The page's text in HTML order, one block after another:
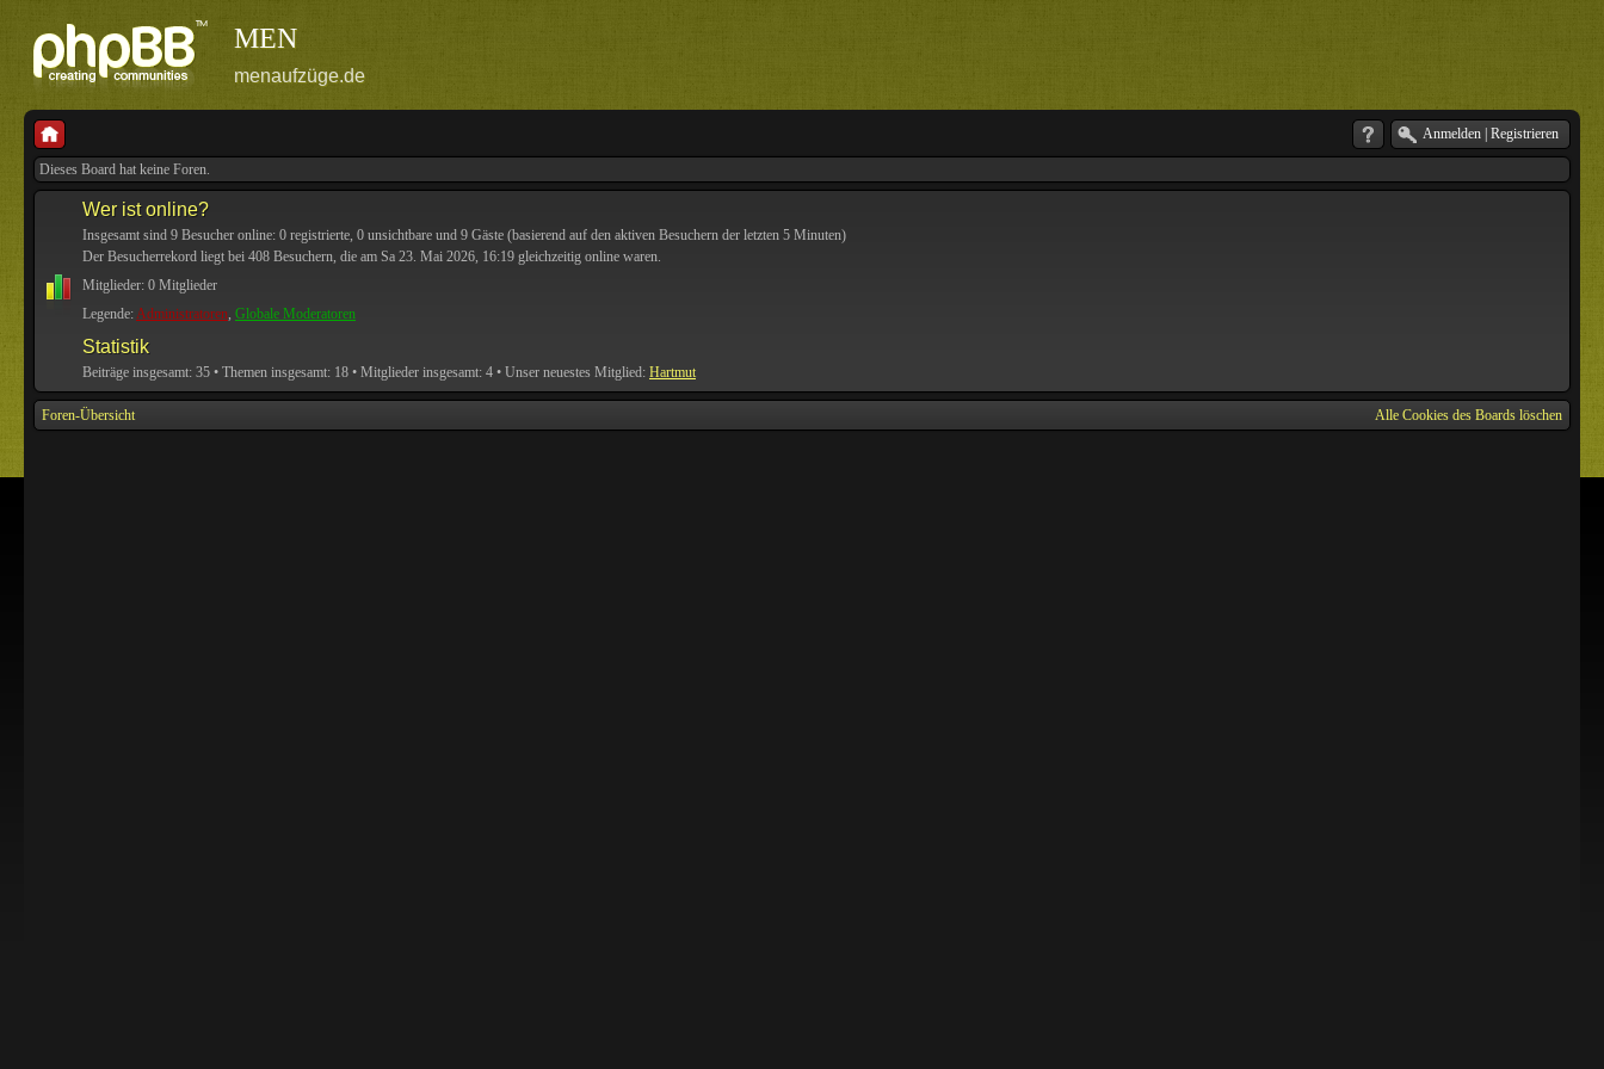
MEN
menaufzüge.de
Anmelden Registrieren
Dieses Board hat keine Foren.
Wer ist online?
Insgesamt sind 9 Besucher online: 0 registrierte, 0 unsichtbare und 9 Gäste (basierend auf den aktiven Besuchern der letzten 5 Minuten)
Der Besucherrekord liegt bei 408 Besuchern, die am Sa 23. Mai 2026, 16:19 gleichzeitig online waren.
Mitglieder: 0 Mitglieder
Legende:Administratoren, Globale Moderatoren
Statistik
Beiträge insgesamt: 35 • Themen insgesamt: 18 • Mitglieder insgesamt: 4 • Unser neuestes Mitglied: Hartmut
Foren-Übersicht Alle Cookies des Boards löschen